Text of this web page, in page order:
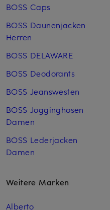
BOSS Caps
BOSS Daunenjacken
Herren
BOSS DELAWARE
BOSS Deodorants
BOSS Jeanswesten
BOSS Jogginghosen
Damen
BOSS Lederjacken
Damen
Weitere Marken
Alberto